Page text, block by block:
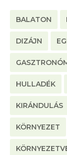
BALATON
DIZÁJN
HULLADÉK
KIRÁNDULÁS
KÖRNYEZET